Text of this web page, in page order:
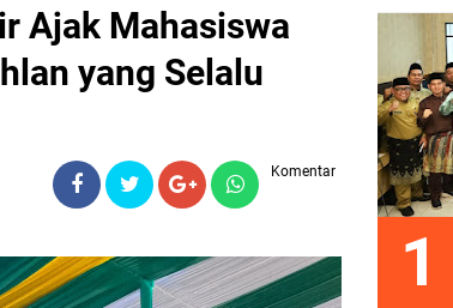
Ajak Mahasiswa
yang Selalu
Komentar